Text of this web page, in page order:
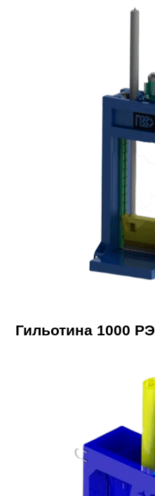
Гильотина 1000 РЭ